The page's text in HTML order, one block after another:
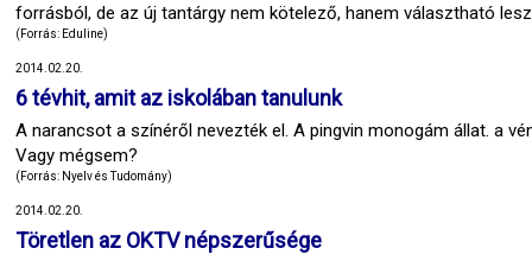
forrásból, de az új tantárgy nem kötelező, hanem választható
(Forrás: Eduline)
2014.02.20.
6 tévhit, amit az iskolában tanulunk
A narancsot a színéről nevezték el. A pingvin monogám állat. a
Vagy mégsem?
(Forrás: Nyelv és Tudomány)
2014.02.20.
Töretlen az OKTV népszerűsége